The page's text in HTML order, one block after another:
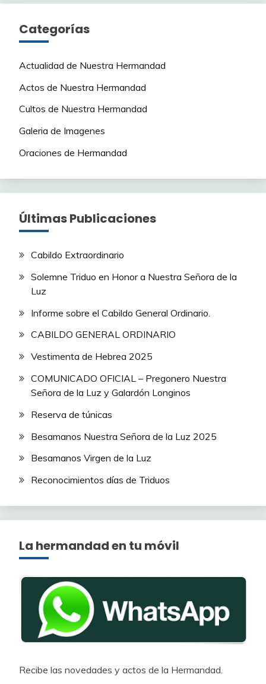
Categorías
Actualidad de Nuestra Hermandad
Actos de Nuestra Hermandad
Cultos de Nuestra Hermandad
Galeria de Imagenes
Oraciones de Hermandad
Últimas Publicaciones
Cabildo Extraordinario
Solemne Triduo en Honor a Nuestra Señora de la
Luz
Informe sobre el Cabildo General Ordinario.
CABILDO GENERAL ORDINARIO
Vestimenta de Hebrea 2025
COMUNICADO OFICIAL – Pregonero Nuestra
Señora de la Luz y Galardón Longinos
Reserva de túnicas
Besamanos Nuestra Señora de la Luz 2025
Besamanos Virgen de la Luz
Reconocimientos días de Triduos
La hermandad en tu móvil
Recibe las novedades y actos de la Hermandad.